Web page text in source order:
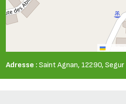
Adresse : Saint Agnan, 12290, Segur